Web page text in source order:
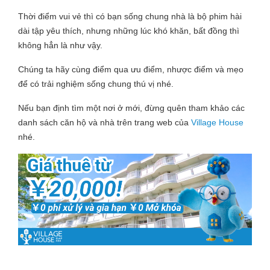
Thời điểm vui vẻ thì có bạn sống chung nhà là bộ phim hài
dài tập yêu thích, nhưng những lúc khó khăn, bất đồng thì
không hẳn là như vậy.
Chúng ta hãy cùng điểm qua ưu điểm, nhược điểm và mẹo
để có trải nghiệm sống chung thú vị nhé.
Nếu bạn định tìm một nơi ở mới, đừng quên tham khảo các
danh sách căn hộ và nhà trên trang web của Village House
nhé.